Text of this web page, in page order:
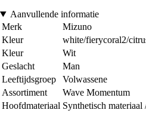
Aanvullende informatie
Merk
Mizuno
Kleur
white/fierycoral2/
Kleur
Wit
Geslacht
Man
Leeftijdsgroep
Volwassene
Assortiment
Wave Momentum
Hoofdmateriaal Synthetisch materiaal